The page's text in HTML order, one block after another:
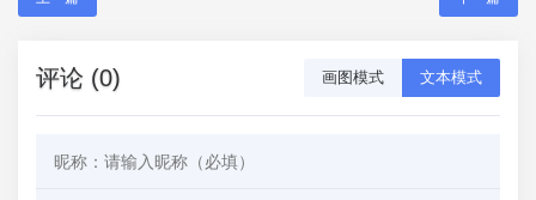
评论 (0) 画图模式 文本模式